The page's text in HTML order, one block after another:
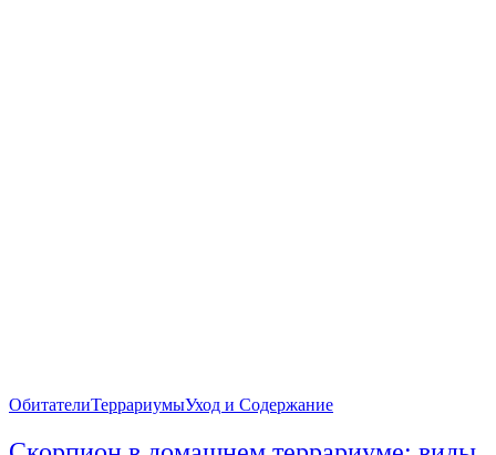
ОбитателиТеррариумыУход и Содержание